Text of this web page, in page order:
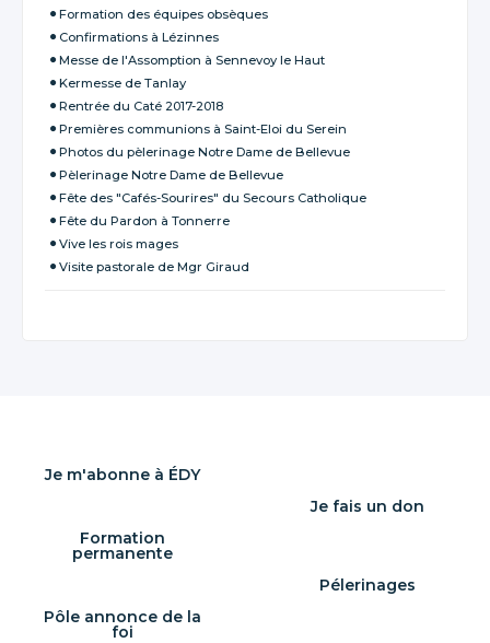
Formation des équipes obsèques
Confirmations à Lézinnes
Messe de l'Assomption à Sennevoy le Haut
Kermesse de Tanlay
Rentrée du Caté 2017-2018
Premières communions à Saint-Eloi du Serein
Photos du pèlerinage Notre Dame de Bellevue
Pèlerinage Notre Dame de Bellevue
Fête des "Cafés-Sourires" du Secours Catholique
Fête du Pardon à Tonnerre
Vive les rois mages
Visite pastorale de Mgr Giraud
Je m'abonne à ÉDY
Je fais un don
Formation
permanente
Pélerinages
Pôle annonce de la
foi